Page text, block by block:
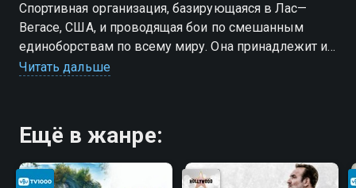
Спортивная организация, базирующаяся в Лас—
Вегасе, США, и проводящая бои по смешанным
единоборствам по всему миру. Она принадлежит и
управляется Zuffa, дочерней компанией Endeavor
Читать дальше
Ещё в жанре: